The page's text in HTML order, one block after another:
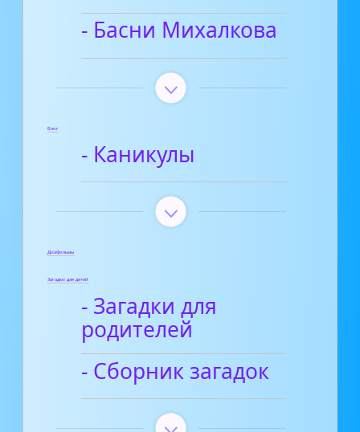
- Басни Михалкова
Блог
- Каникулы
Диафильмы
Загадки для детей
- Загадки для
родителей
- Сборник загадок